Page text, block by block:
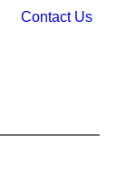
Contact Us